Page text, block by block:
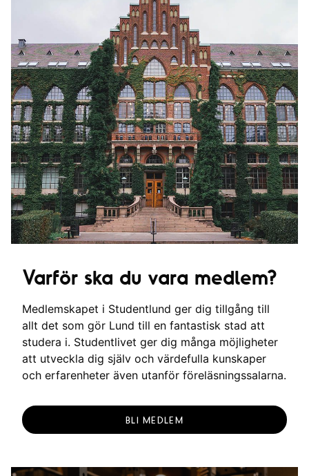
Varför ska du vara medlem?
Medlemskapet i Studentlund ger dig tillgång till
allt det som gör Lund till en fantastisk stad att
studera i. Studentlivet ger dig många möjligheter
att utveckla dig själv och värdefulla kunskaper
och erfarenheter även utanför föreläsningssalarna.
BLI MEDLEM